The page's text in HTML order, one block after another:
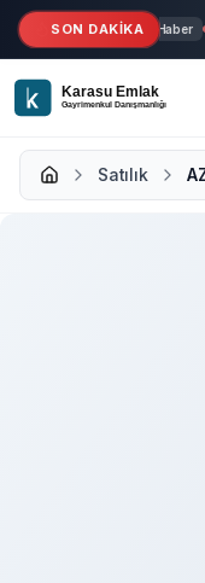
Ana içeriğe geç
SON DAKİKA Haber
Satılık